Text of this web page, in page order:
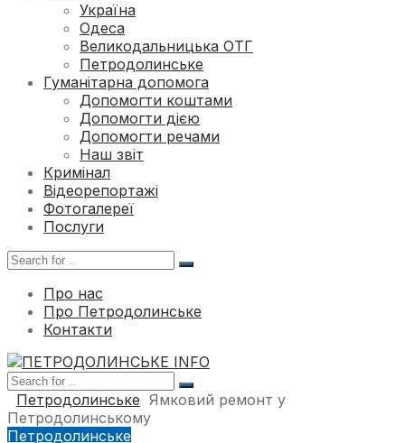
Україна
Одеса
Великодальницька ОТГ
Петродолинське
Гуманітарна допомога
Допомогти коштами
Допомогти дією
Допомогти речами
Наш звіт
Кримінал
Відеорепортажі
Фотогалереї
Послуги
Про нас
Про Петродолинське
Контакти
Петродолинське Ямковий ремонт у
Петродолинському
Петродолинське